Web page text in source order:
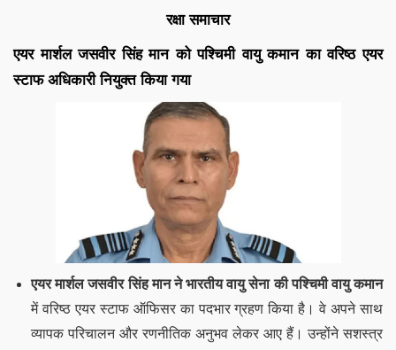
रक्षा समाचार
एयर मार्शल जसवीर सिंह मान को पश्चिमी वायु कमान का वरिष्ठ एयर
स्टाफ अधिकारी नियुक्त किया गया
एयर मार्शल जसवीर सिंह मान ने भारतीय वायु सेना की पश्चिमी वायु कमान
में वरिष्ठ एयर स्टाफ ऑफिसर का पदभार ग्रहण किया है। वे अपने साथ
व्यापक परिचालन और रणनीतिक अनुभव लेकर आए हैं। उन्होंने सशस्त्र